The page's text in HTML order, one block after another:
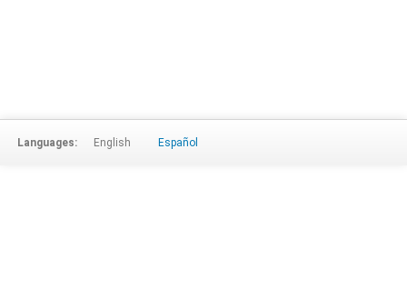
Languages: English Español